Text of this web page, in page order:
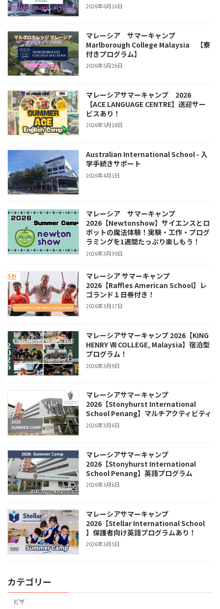
2026年6月16日
マレーシア サマーキャンプ
Marlborough College Malaysia 【寮
付きプログラム】
2026年5月26日
マレーシアサマーキャンプ 2026
【ACE LANGUAGE CENTRE】送迎サー
ビスあり！
2026年5月18日
Australian International School - 入
学手続きサポート
2026年4月1日
マレーシア サマーキャンプ
2026【Newtonshow】サイエンスとロ
ボットの魔法体験！実験・工作・プログ
ラミングを1週間たっぷり楽しもう！
2026年3月30日
マレーシア サマーキャンプ
2026【Raffles American School】レ
ゴランド１日券付き！
2026年3月17日
マレーシアサマーキャンプ 2026【KING
HENRY Ⅷ COLLEGE, Malaysia】宿泊型
プログラム！
2026年3月9日
マレーシアサマーキャンプ
2026【Stonyhurst International
School Penang】マルチアクティビティ
2026年3月6日
マレーシアサマーキャンプ
2026【Stonyhurst International
School Penang】英語プログラム
2026年3月6日
マレーシアサマーキャンプ
2026【Stellar International School
】保護者向け英語プログラムあり！
2026年3月5日
カテゴリー
ビザ